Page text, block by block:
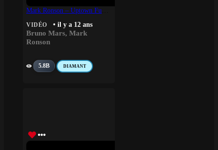
VIDÉO • il y a 12 ans
Bruno Mars, Mark
Ronson
5.8B DIAMANT